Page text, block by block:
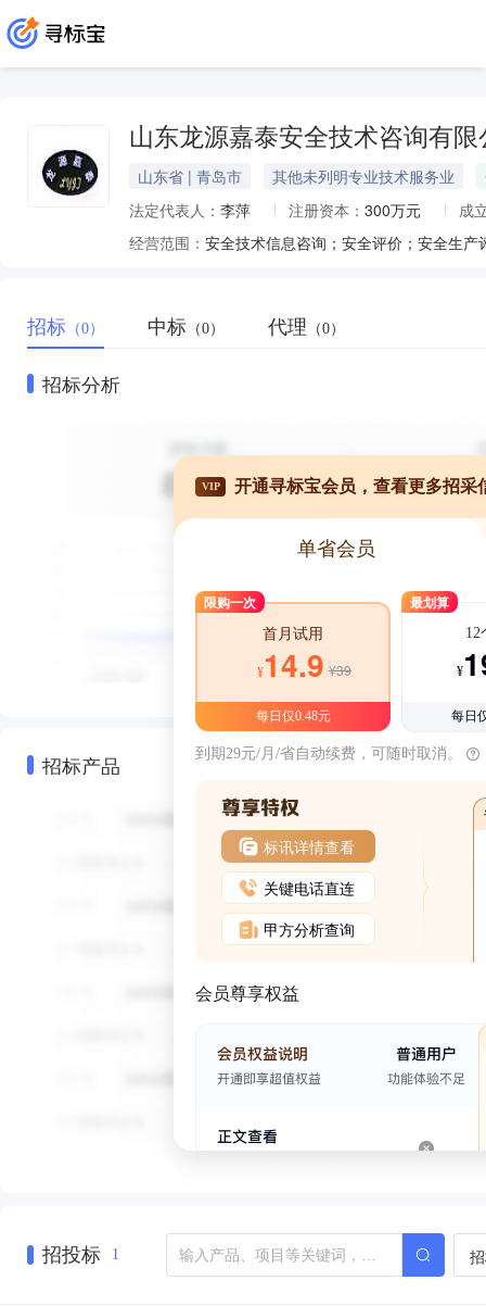
山东龙源嘉泰安全技术咨询有限
山东省 | 青岛市 其他未列明专业技术服务业
法定代表人： 李萍 注册资本： 300万元
成
经营范围：
招标 （0） 中标 （0） 代理 （0）
招标分析
招标产品
VIP 开通寻标宝会员，查看更多招采
单省会员
限购一次
首月试用
¥14.9 ¥39
每日仅0.48元
最划算
12
¥
每日
到期29元/月/省自动续费，可随时取消。
标讯详情查看
关键电话直连
甲方分析查询
会员尊享权益
招投标 1